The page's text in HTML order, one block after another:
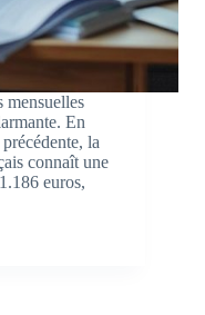
mensuelles
En
la
connaît une
euros,